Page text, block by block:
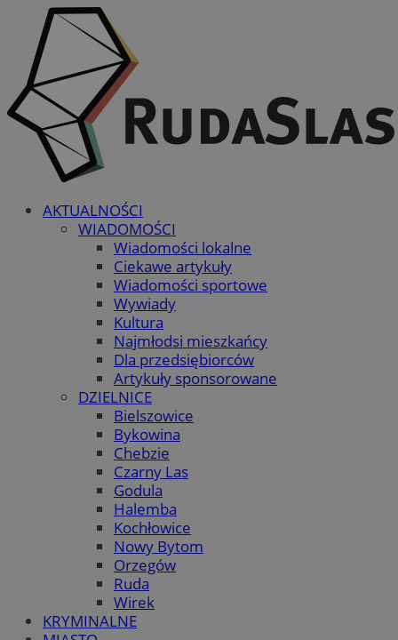
AKTUALNOŚCI
WIADOMOŚCI
Wiadomości lokalne
Ciekawe artykuły
Wiadomości sportowe
Wywiady
Kultura
Najmłodsi mieszkańcy
Dla przedsiębiorców
Artykuły sponsorowane
DZIELNICE
Bielszowice
Bykowina
Chebzie
Czarny Las
Godula
Halemba
Kochłowice
Nowy Bytom
Orzegów
Ruda
Wirek
KRYMINALNE